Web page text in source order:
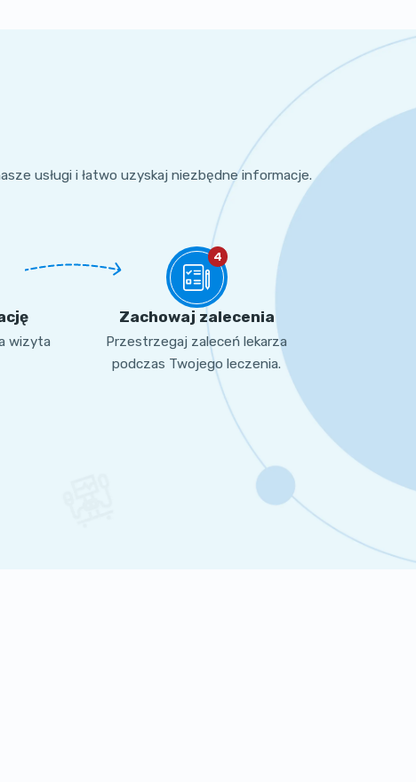
usługi i łatwo uzyskaj niezbędne informacje.
wizyta
4
Zachowaj zalecenia
Przestrzegaj zaleceń lekarza
podczas Twojego leczenia.